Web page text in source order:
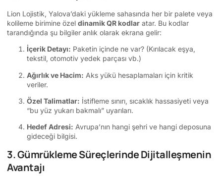
Lion Lojistik, Yalova’daki yükleme sahasında her bir palete veya
kolileme birimine özel dinamik QR kodlar atar. Bu kodlar
tarandığında şu bilgiler anlık olarak ekrana gelir:
İçerik Detayı: Paketin içinde ne var? (Kırılacak eşya,
tekstil, otomotiv yedek parçası vb.)
Ağırlık ve Hacim: Aks yükü hesaplamaları için kritik
veriler.
Özel Talimatlar: İstifleme sınırı, sıcaklık hassasiyeti veya
“bu yüz yukarı bakmalı” uyarıları.
Hedef Adresi: Avrupa’nın hangi şehri ve hangi deposuna
gideceği bilgisi.
3. Gümrükleme Süreçlerinde Dijitalleşmenin
Avantajı